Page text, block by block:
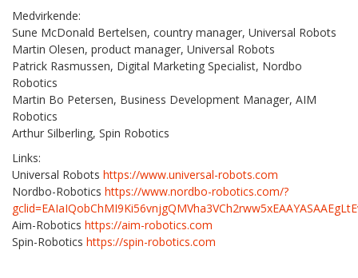
Medvirkende:
Sune McDonald Bertelsen, country manager, Universal Robots
Martin Olesen, product manager, Universal Robots
Patrick Rasmussen, Digital Marketing Specialist, Nordbo
Robotics
Martin Bo Petersen, Business Development Manager, AIM
Robotics
Arthur Silberling, Spin Robotics
Links:
Universal Robots https://www.universal-robots.com
Nordbo-Robotics https://www.nordbo-robotics.com/?
Aim-Robotics https://aim-robotics.com
Spin-Robotics https://spin-robotics.com